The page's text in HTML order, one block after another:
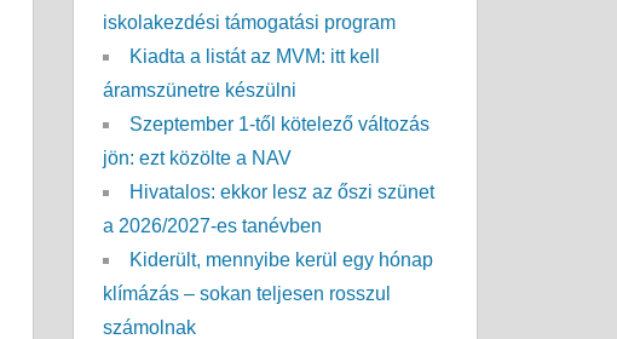
iskolakezdési támogatási program
Kiadta a listát az MVM: itt kell
áramszünetre készülni
Szeptember 1-től kötelező változás
jön: ezt közölte a NAV
Hivatalos: ekkor lesz az őszi szünet
a 2026/2027-es tanévben
Kiderült, mennyibe kerül egy hónap
klímázás – sokan teljesen rosszul
számolnak